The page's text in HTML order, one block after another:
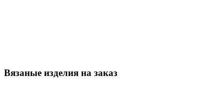
Вязаные изделия на заказ